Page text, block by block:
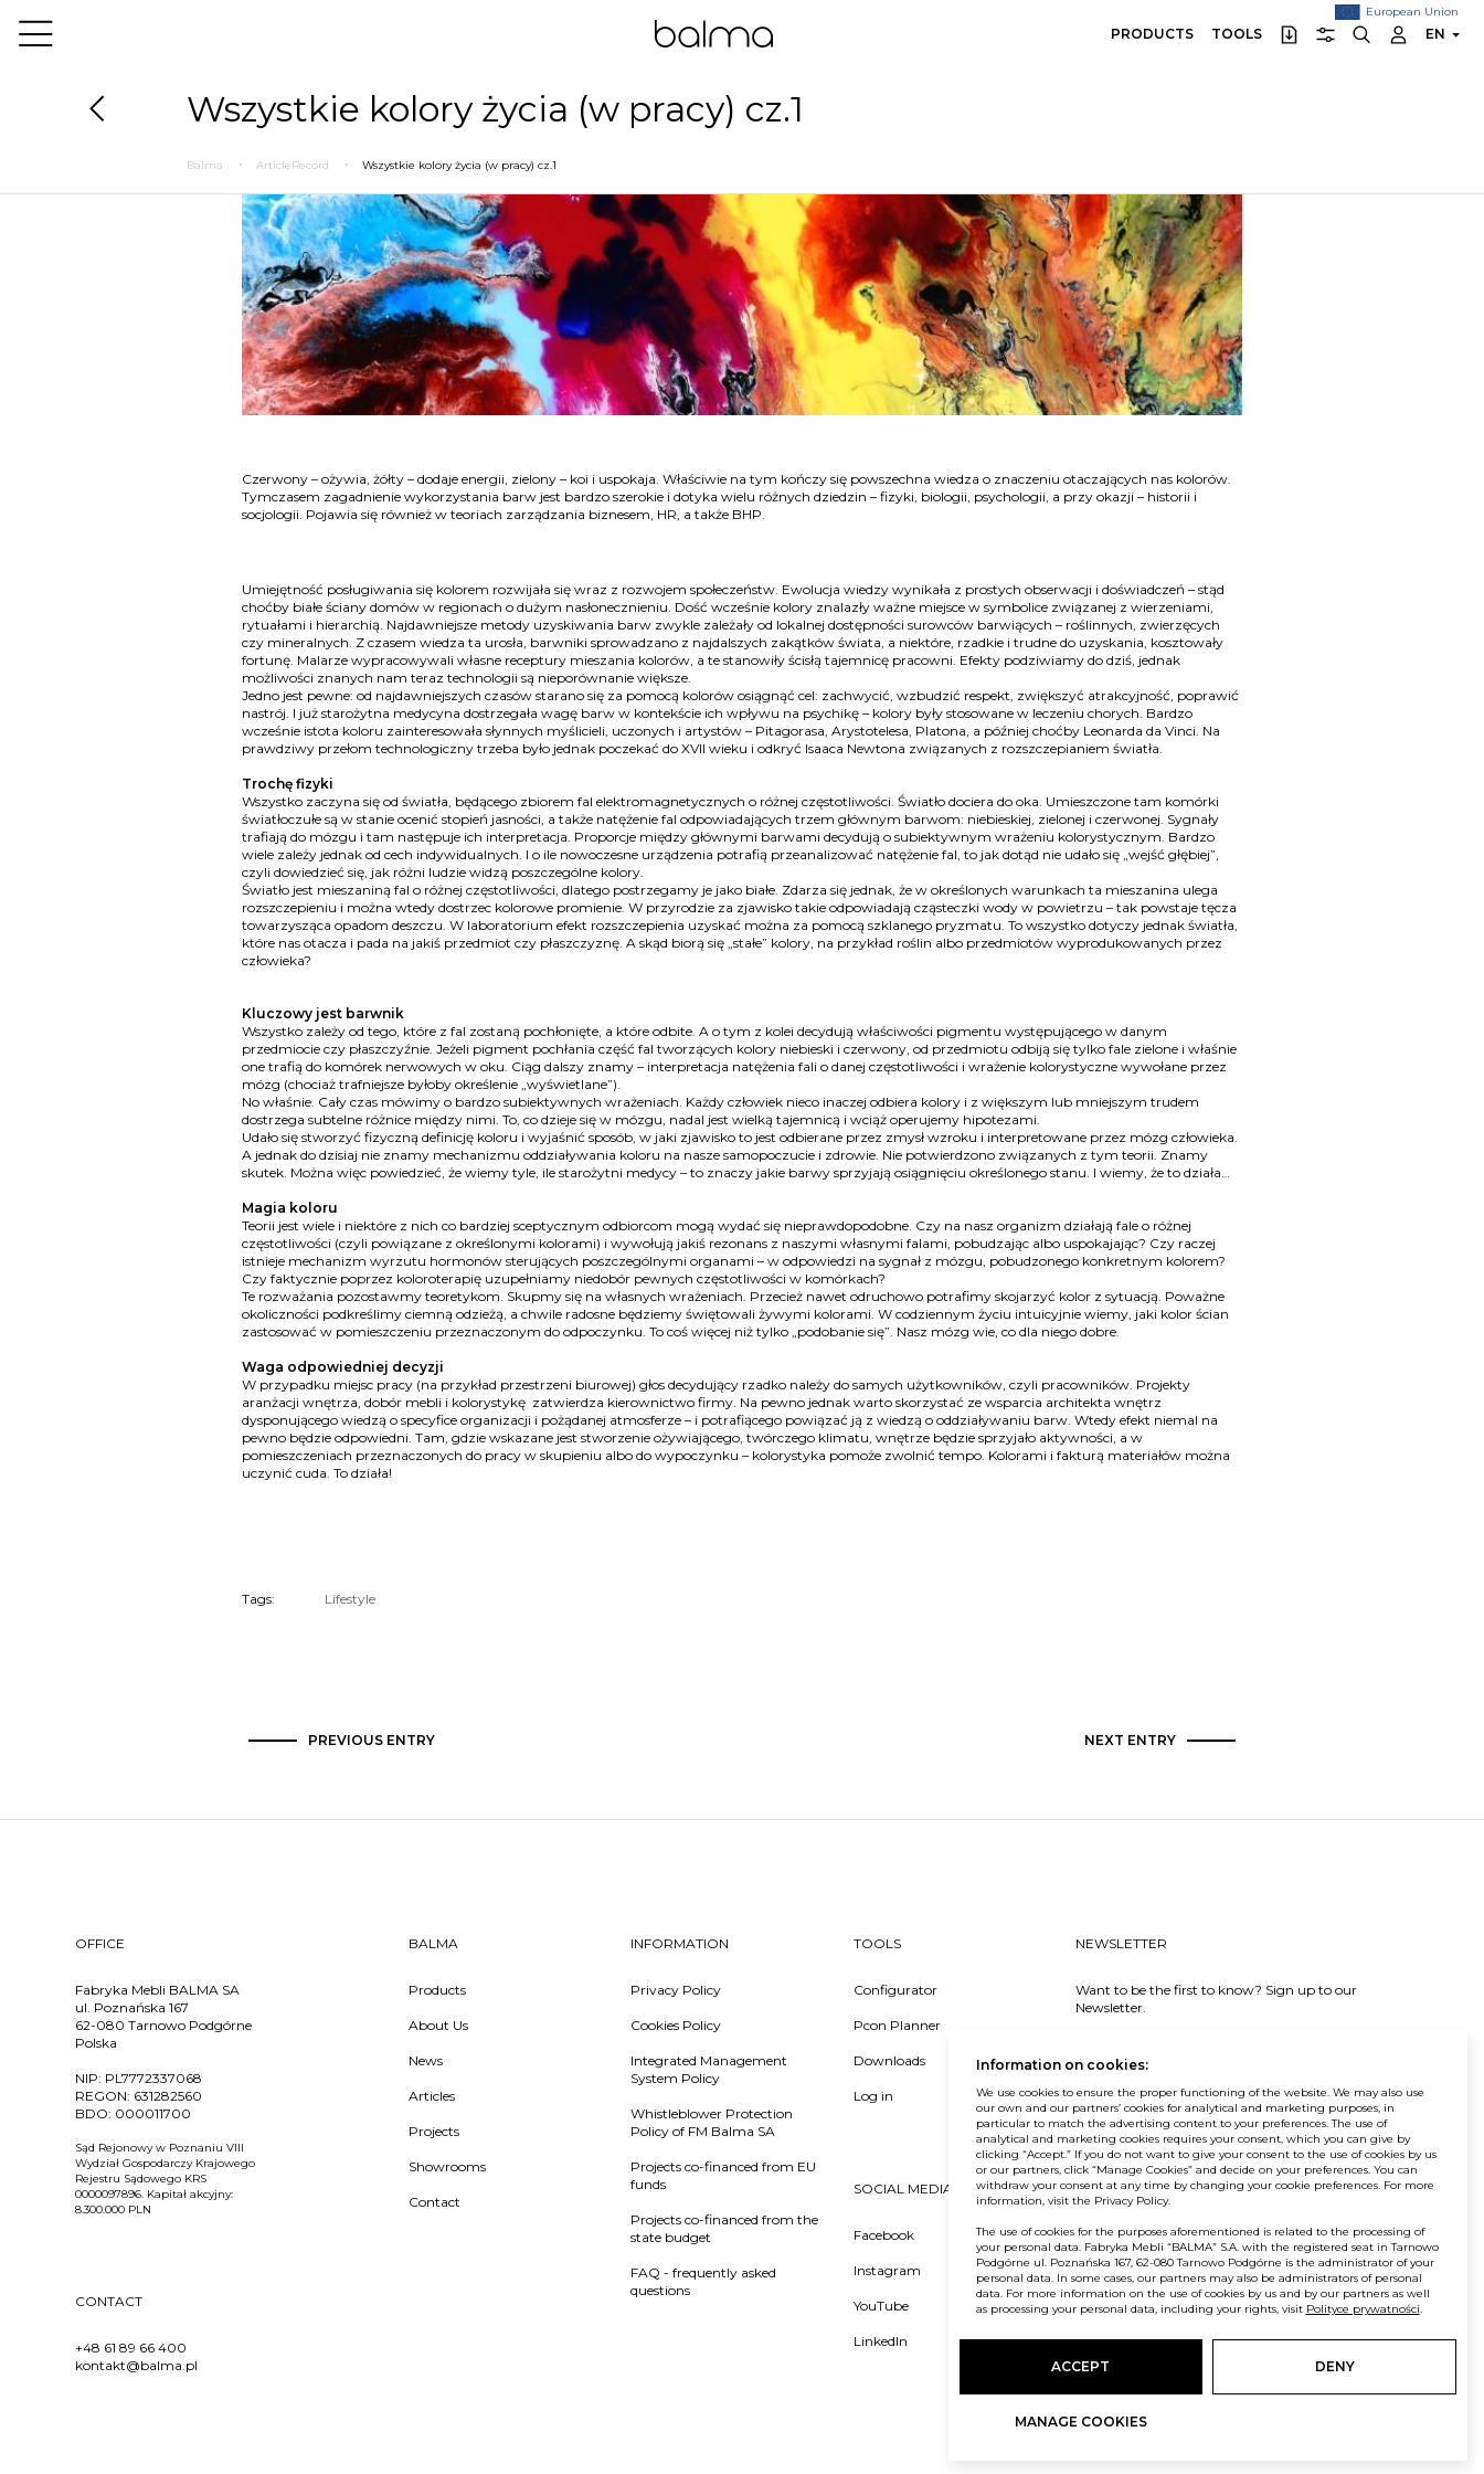
European Union
PRODUCTS TOOLS EN
Wszystkie kolory życia (w pracy) cz.1
Balma ArticleRecord Wszystkie kolory życia (w pracy) cz.1
Czerwony – ożywia, żółty – dodaje energii, zielony – koi i uspokaja. Właściwie na tym kończy się powszechna wiedza o znaczeniu otaczających nas kolorów.
Tymczasem zagadnienie wykorzystania barw jest bardzo szerokie i dotyka wielu różnych dziedzin – fizyki, biologii, psychologii, a przy okazji – historii i
socjologii. Pojawia się również w teoriach zarządzania biznesem, HR, a także BHP.
Umiejętność posługiwania się kolorem rozwijała się wraz z rozwojem społeczeństw. Ewolucja wiedzy wynikała z prostych obserwacji i doświadczeń – stąd
choćby białe ściany domów w regionach o dużym nasłonecznieniu. Dość wcześnie kolory znalazły ważne miejsce w symbolice związanej z wierzeniami,
rytuałami i hierarchią. Najdawniejsze metody uzyskiwania barw zwykle zależały od lokalnej dostępności surowców barwiących – roślinnych, zwierzęcych
czy mineralnych. Z czasem wiedza ta urosła, barwniki sprowadzano z najdalszych zakątków świata, a niektóre, rzadkie i trudne do uzyskania, kosztowały
fortunę. Malarze wypracowywali własne receptury mieszania kolorów, a te stanowiły ścisłą tajemnicę pracowni. Efekty podziwiamy do dziś, jednak
możliwości znanych nam teraz technologii są nieporównanie większe.
Jedno jest pewne: od najdawniejszych czasów starano się za pomocą kolorów osiągnąć cel: zachwycić, wzbudzić respekt, zwiększyć atrakcyjność, poprawić
nastrój. I już starożytna medycyna dostrzegała wagę barw w kontekście ich wpływu na psychikę – kolory były stosowane w leczeniu chorych. Bardzo
wcześnie istota koloru zainteresowała słynnych myślicieli, uczonych i artystów – Pitagorasa, Arystotelesa, Platona, a później choćby Leonarda da Vinci. Na
prawdziwy przełom technologiczny trzeba było jednak poczekać do XVII wieku i odkryć Isaaca Newtona związanych z rozszczepianiem światła.
Trochę fizyki
Wszystko zaczyna się od światła, będącego zbiorem fal elektromagnetycznych o różnej częstotliwości. Światło dociera do oka. Umieszczone tam komórki
światłoczułe są w stanie ocenić stopień jasności, a także natężenie fal odpowiadających trzem głównym barwom: niebieskiej, zielonej i czerwonej. Sygnały
trafiają do mózgu i tam następuje ich interpretacja. Proporcje między głównymi barwami decydują o subiektywnym wrażeniu kolorystycznym. Bardzo
wiele zależy jednak od cech indywidualnych. I o ile nowoczesne urządzenia potrafią przeanalizować natężenie fal, to jak dotąd nie udało się „wejść głębiej”,
czyli dowiedzieć się, jak różni ludzie widzą poszczególne kolory.
Światło jest mieszaniną fal o różnej częstotliwości, dlatego postrzegamy je jako białe. Zdarza się jednak, że w określonych warunkach ta mieszanina ulega
rozszczepieniu i można wtedy dostrzec kolorowe promienie. W przyrodzie za zjawisko takie odpowiadają cząsteczki wody w powietrzu – tak powstaje tęcza
towarzysząca opadom deszczu. W laboratorium efekt rozszczepienia uzyskać można za pomocą szklanego pryzmatu. To wszystko dotyczy jednak światła,
które nas otacza i pada na jakiś przedmiot czy płaszczyznę. A skąd biorą się „stałe” kolory, na przykład roślin albo przedmiotów wyprodukowanych przez
człowieka?
Kluczowy jest barwnik
Wszystko zależy od tego, które z fal zostaną pochłonięte, a które odbite. A o tym z kolei decydują właściwości pigmentu występującego w danym
przedmiocie czy płaszczyźnie. Jeżeli pigment pochłania część fal tworzących kolory niebieski i czerwony, od przedmiotu odbiją się tylko fale zielone i właśnie
one trafią do komórek nerwowych w oku. Ciąg dalszy znamy – interpretacja natężenia fali o danej częstotliwości i wrażenie kolorystyczne wywołane przez
mózg (chociaż trafniejsze byłoby określenie „wyświetlane”).
No właśnie. Cały czas mówimy o bardzo subiektywnych wrażeniach. Każdy człowiek nieco inaczej odbiera kolory i z większym lub mniejszym trudem
dostrzega subtelne różnice między nimi. To, co dzieje się w mózgu, nadal jest wielką tajemnicą i wciąż operujemy hipotezami.
Udało się stworzyć fizyczną definicję koloru i wyjaśnić sposób, w jaki zjawisko to jest odbierane przez zmysł wzroku i interpretowane przez mózg człowieka.
A jednak do dzisiaj nie znamy mechanizmu oddziaływania koloru na nasze samopoczucie i zdrowie. Nie potwierdzono związanych z tym teorii. Znamy
skutek. Można więc powiedzieć, że wiemy tyle, ile starożytni medycy – to znaczy jakie barwy sprzyjają osiągnięciu określonego stanu. I wiemy, że to działa…
Magia koloru
Teorii jest wiele i niektóre z nich co bardziej sceptycznym odbiorcom mogą wydać się nieprawdopodobne. Czy na nasz organizm działają fale o różnej
częstotliwości (czyli powiązane z określonymi kolorami) i wywołują jakiś rezonans z naszymi własnymi falami, pobudzając albo uspokajając? Czy raczej
istnieje mechanizm wyrzutu hormonów sterujących poszczególnymi organami – w odpowiedzi na sygnał z mózgu, pobudzonego konkretnym kolorem?
Czy faktycznie poprzez koloroterapię uzupełniamy niedobór pewnych częstotliwości w komórkach?
Te rozważania pozostawmy teoretykom. Skupmy się na własnych wrażeniach. Przecież nawet odruchowo potrafimy skojarzyć kolor z sytuacją. Poważne
okoliczności podkreślimy ciemną odzieżą, a chwile radosne będziemy świętowali żywymi kolorami. W codziennym życiu intuicyjnie wiemy, jaki kolor ścian
zastosować w pomieszczeniu przeznaczonym do odpoczynku. To coś więcej niż tylko „podobanie się”. Nasz mózg wie, co dla niego dobre.
Waga odpowiedniej decyzji
W przypadku miejsc pracy (na przykład przestrzeni biurowej) głos decydujący rzadko należy do samych użytkowników, czyli pracowników. Projekty
aranżacji wnętrza, dobór mebli i kolorystykę zatwierdza kierownictwo firmy. Na pewno jednak warto skorzystać ze wsparcia architekta wnętrz
dysponującego wiedzą o specyfice organizacji i pożądanej atmosferze – i potrafiącego powiązać ją z wiedzą o oddziaływaniu barw. Wtedy efekt niemal na
pewno będzie odpowiedni. Tam, gdzie wskazane jest stworzenie ożywiającego, twórczego klimatu, wnętrze będzie sprzyjało aktywności, a w
pomieszczeniach przeznaczonych do pracy w skupieniu albo do wypoczynku – kolorystyka pomoże zwolnić tempo. Kolorami i fakturą materiałów można
uczynić cuda. To działa!
Tags: Lifestyle
PREVIOUS ENTRY NEXT ENTRY
OFFICE
Fabryka Mebli BALMA SA
ul. Poznańska 167
62-080 Tarnowo Podgórne
Polska
NIP: PL7772337068
REGON: 631282560
BDO: 000011700
Sąd Rejonowy w Poznaniu VIII
Wydział Gospodarczy Krajowego
Rejestru Sądowego KRS
0000097896. Kapitał akcyjny:
8.300.000 PLN
CONTACT
+48 61 89 66 400
kontakt@balma.pl
BALMA
Products
About Us
News
Articles
Projects
Showrooms
Contact
INFORMATION
Privacy Policy
Cookies Policy
Integrated Management
System Policy
Whistleblower Protection
Policy of FM Balma SA
Projects co-financed from EU
funds
Projects co-financed from the
state budget
FAQ - frequently asked
questions
TOOLS
Configurator
Pcon Planner
Downloads
Log in
SOCIAL MEDIA
Facebook
Instagram
YouTube
LinkedIn
NEWSLETTER
Want to be the first to know? Sign up to our
Newsletter.
© Balma. All rights reserved.
Information on cookies:
We use cookies to ensure the proper functioning of the website. We may also use
our own and our partners’ cookies for analytical and marketing purposes, in
particular to match the advertising content to your preferences. The use of
analytical and marketing cookies requires your consent, which you can give by
clicking “Accept.” If you do not want to give your consent to the use of cookies by us
or our partners, click “Manage Cookies” and decide on your preferences. You can
withdraw your consent at any time by changing your cookie preferences. For more
information, visit the Privacy Policy.
The use of cookies for the purposes aforementioned is related to the processing of
your personal data. Fabryka Mebli “BALMA” S.A. with the registered seat in Tarnowo
Podgórne ul. Poznańska 167, 62-080 Tarnowo Podgórne is the administrator of your
personal data. In some cases, our partners may also be administrators of personal
data. For more information on the use of cookies by us and by our partners as well
as processing your personal data, including your rights, visit Polityce prywatności.
ACCEPT DENY
MANAGE COOKIES